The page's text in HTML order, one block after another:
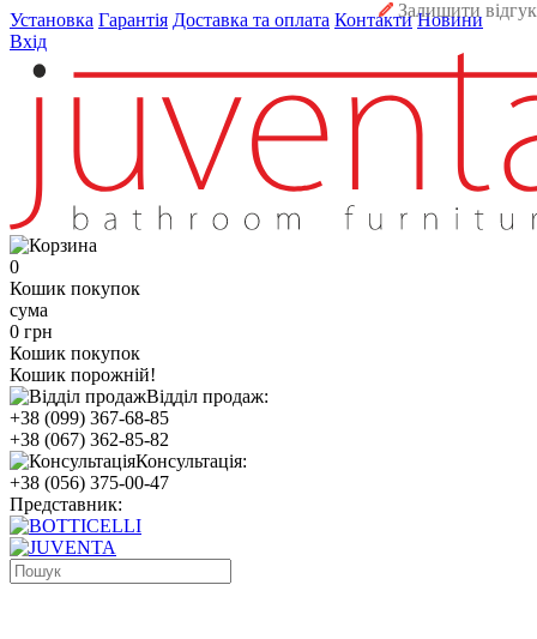
Установка Гарантія Доставка та оплата Контакти Новини
Вхід
0
Кошик покупок
сума
0 грн
Кошик покупок
Кошик порожній!
Відділ продаж:
+38 (099) 367-68-85
+38 (067) 362-85-82
Консультація:
+38 (056) 375-00-47
Представник:
Залишити відгук